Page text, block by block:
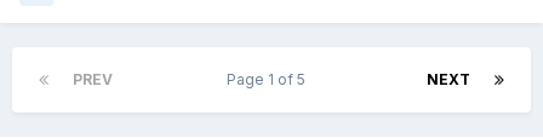
PREV NEXT
Page 1 of 5